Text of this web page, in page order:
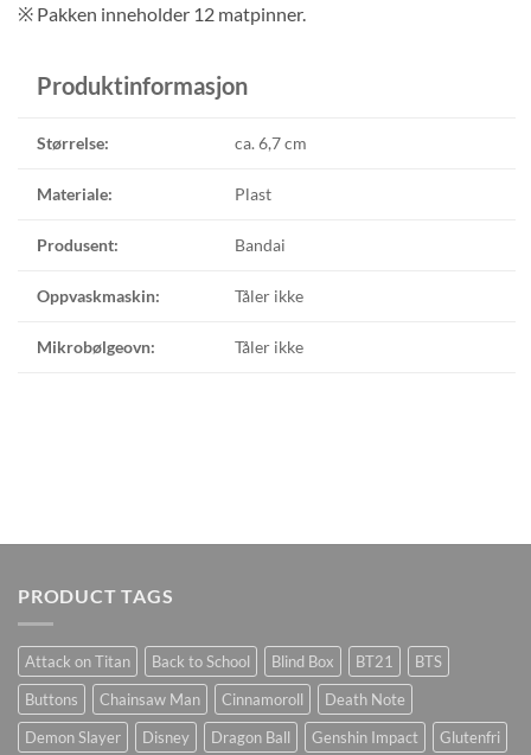
※ Pakken inneholder 12 matpinner.
Produktinformasjon
Størrelse: ca. 6,7 cm
Materiale: Plast
Produsent: Bandai
Oppvaskmaskin: Tåler ikke
Mikrobølgeovn: Tåler ikke
PRODUCT TAGS
Attack on Titan Back to School Blind Box BT21
BTS
Buttons
Chainsaw Man Cinnamoroll
Death Note
Demon Slayer
Disney Dragon Ball Genshin Impact
Glutenfri